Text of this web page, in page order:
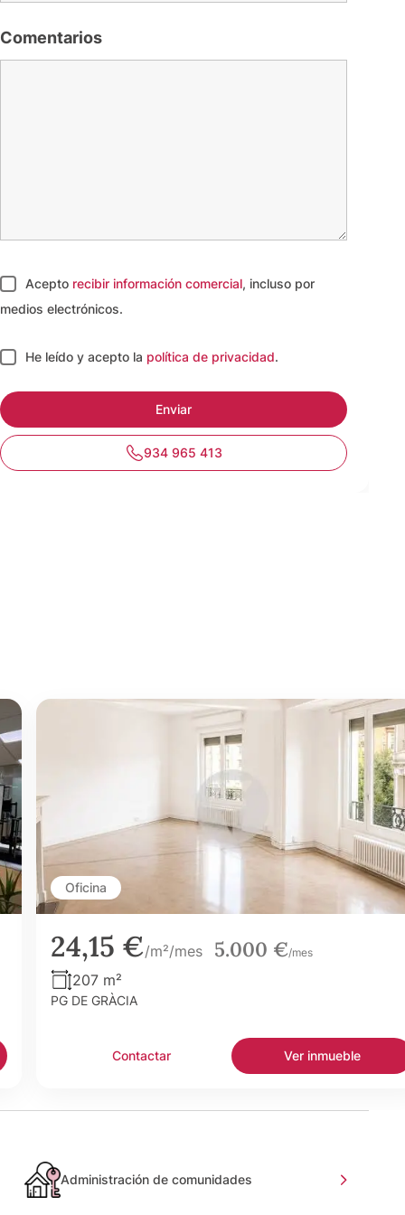
Comentarios
Acepto recibir información comercial, incluso por
medios electrónicos.
He leído y acepto la política de privacidad.
934 965 413
Oficina
24,15 €/m²/mes 5.000 €/mes
207 m²
PG DE GRÀCIA
Contactar Ver inmueble
Administración de comunidades